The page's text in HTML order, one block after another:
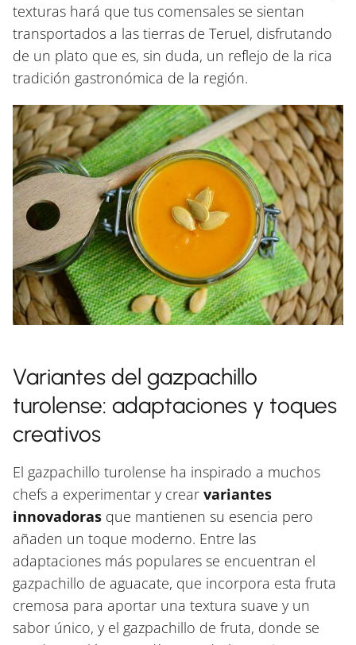
texturas hará que tus comensales se sientan
transportados a las tierras de Teruel, disfrutando
de un plato que es, sin duda, un reflejo de la rica
tradición gastronómica de la región.
Variantes del gazpachillo
turolense: adaptaciones y toques
creativos
El gazpachillo turolense ha inspirado a muchos
chefs a experimentar y crear variantes
innovadoras que mantienen su esencia pero
añaden un toque moderno. Entre las
adaptaciones más populares se encuentran el
gazpachillo de aguacate, que incorpora esta fruta
cremosa para aportar una textura suave y un
sabor único, y el gazpachillo de fruta, donde se